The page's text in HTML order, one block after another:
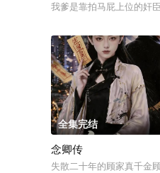
我爹是靠拍马屁上位的奸
全集完结
念卿传
失散二十年的顾家真千金